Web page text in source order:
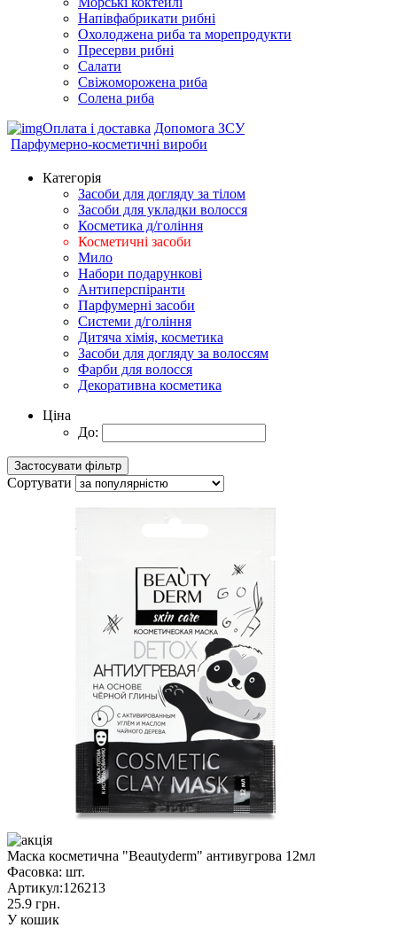
Напівфабрикати рибні
Охолоджена риба та морепродукти
Пресерви рибні
Сaлати
Свіжоморожена риба
Солена риба
Оплата і доставка Допомога ЗСУ
Парфумерно-косметичні вироби
Категорія
Засоби для догляду за тілом
Засоби для укладки волосся
Косметика д/гоління
Косметичні засоби
Мило
Набори подарункові
Антиперспіранти
Парфумерні засоби
Системи д/гоління
Дитяча хімія, косметика
Засоби для догляду за волоссям
Фарби для волосся
Декоративна косметика
Ціна
До:
Сортувати
Маска косметична "Beautyderm" антивугрова 12мл
Фасовка: шт.
Артикул:126213
25.9 грн.
У кошик